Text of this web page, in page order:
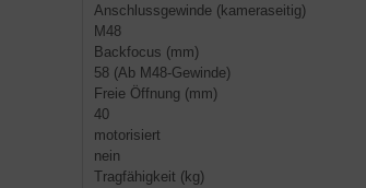
Anschlussgewinde (kameraseitig)
M48
Backfocus (mm)
58 (Ab M48-Gewinde)
Freie Öffnung (mm)
40
motorisiert
nein
Tragfähigkeit (kg)